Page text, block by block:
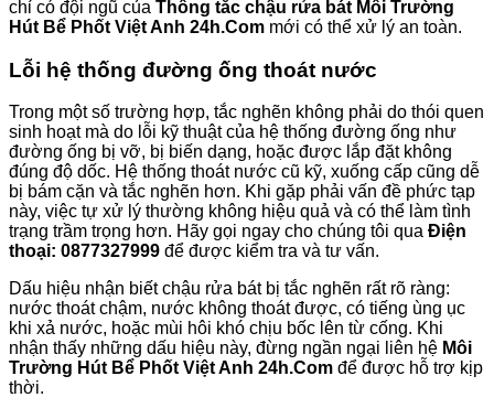
chỉ có đội ngũ của Thông tắc chậu rửa bát Môi Trường
Hút Bể Phốt Việt Anh 24h.Com mới có thể xử lý an toàn.
Lỗi hệ thống đường ống thoát nước
Trong một số trường hợp, tắc nghẽn không phải do thói quen
sinh hoạt mà do lỗi kỹ thuật của hệ thống đường ống như
đường ống bị vỡ, bị biến dạng, hoặc được lắp đặt không
đúng độ dốc. Hệ thống thoát nước cũ kỹ, xuống cấp cũng dễ
bị bám cặn và tắc nghẽn hơn. Khi gặp phải vấn đề phức tạp
này, việc tự xử lý thường không hiệu quả và có thể làm tình
trạng trầm trọng hơn. Hãy gọi ngay cho chúng tôi qua Điện
thoại: 0877327999 để được kiểm tra và tư vấn.
Dấu hiệu nhận biết chậu rửa bát bị tắc nghẽn rất rõ ràng:
nước thoát chậm, nước không thoát được, có tiếng ùng ục
khi xả nước, hoặc mùi hôi khó chịu bốc lên từ cống. Khi
nhận thấy những dấu hiệu này, đừng ngần ngại liên hệ Môi
Trường Hút Bể Phốt Việt Anh 24h.Com để được hỗ trợ kịp
thời.